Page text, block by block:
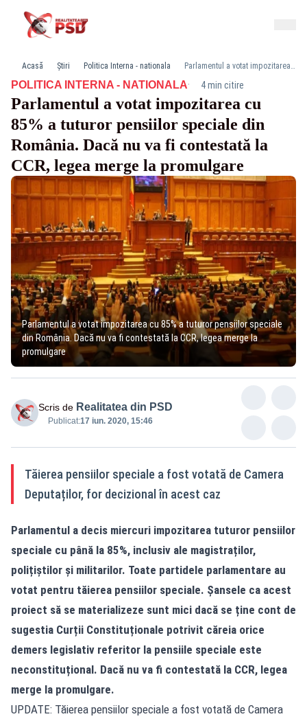
Acasă Știri Politica Interna - nationala Parlamentul a votat impozitarea cu 85% a tuturor pensiilor speciale din România. Dacă nu va fi contestată la CCR, legea merge la promulgare
POLITICA INTERNA - NATIONALA· 4 min citire
Parlamentul a votat impozitarea cu
85% a tuturor pensiilor speciale din
România. Dacă nu va fi contestată la
CCR, legea merge la promulgare
Parlamentul a votat impozitarea cu 85% a tuturor pensiilor speciale
din România. Dacă nu va fi contestată la CCR, legea merge la
promulgare
Scris de Realitatea din PSD
Publicat:17 iun. 2020, 15:46
Tăierea pensiilor speciale a fost votată de Camera
Deputaților, for decizional în acest caz
Parlamentul a decis miercuri impozitarea tuturor pensiilor
speciale cu până la 85%, inclusiv ale magistraților,
polițiștilor și militarilor. Toate partidele parlamentare au
votat pentru tăierea pensiilor speciale. Șansele ca acest
proiect să se materializeze sunt mici dacă se ține cont de
sugestia Curții Constituționale potrivit căreia orice
demers legislativ referitor la pensiile speciale este
neconstituțional. Dacă nu va fi contestată la CCR, legea
merge la promulgare.
UPDATE: Tăierea pensiilor speciale a fost votată de Camera